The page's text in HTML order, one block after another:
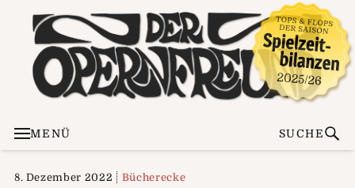
MENÜ SUCHE
8. Dezember 2022 Bücherecke